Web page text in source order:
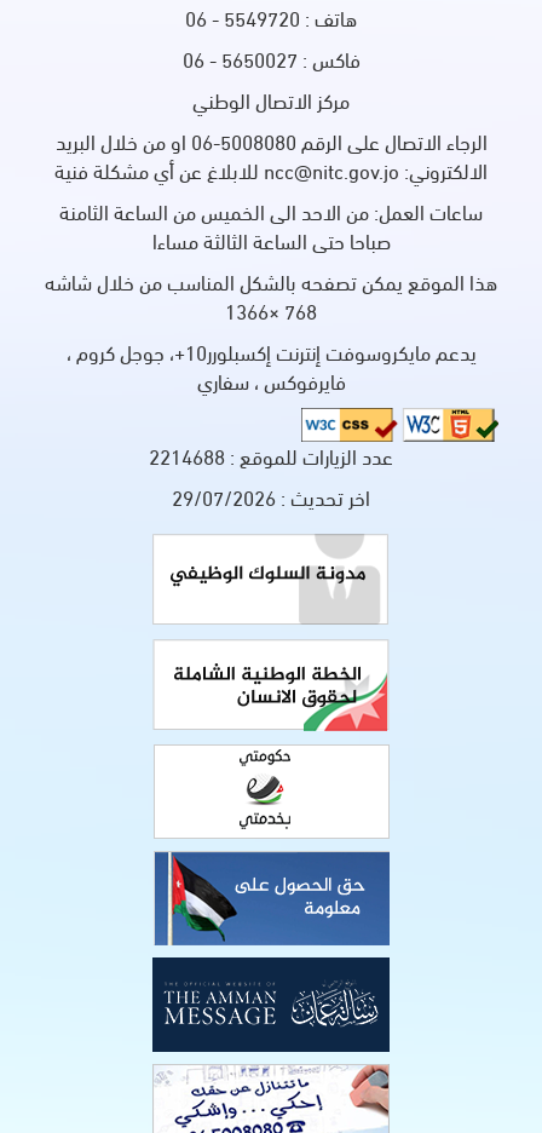
هاتف : 5549720 - 06
فاكس : 5650027 - 06
مركز الاتصال الوطني
الرجاء الاتصال على الرقم 5008080-06 او من خلال البريد
الالكتروني: ncc@nitc.gov.jo للابلاغ عن أي مشكلة فنية
ساعات العمل: من الاحد الى الخميس من الساعة الثامنة
صباحا حتى الساعة الثالثة مساءا
هذا الموقع يمكن تصفحه بالشكل المناسب من خلال شاشه
768 ×1366
يدعم مايكروسوفت إنترنت إكسبلورر10+، جوجل كروم ،
فايرفوكس ، سفاري
عدد الزيارات للموقع : 2214688
اخر تحديث : 29/07/2026